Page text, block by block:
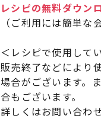
レシピの無料ダウン
（ご利用には簡単な
＜レシピで使用して
販売終了などにより
場合がございます。
合もございます。
詳しくはお問い合わ